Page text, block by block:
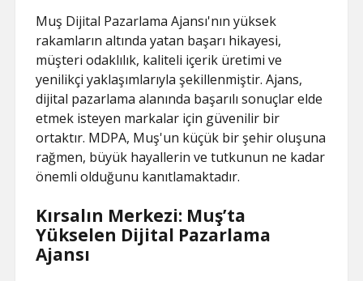
Muş Dijital Pazarlama Ajansı'nın yüksek
rakamların altında yatan başarı hikayesi,
müşteri odaklılık, kaliteli içerik üretimi ve
yenilikçi yaklaşımlarıyla şekillenmiştir. Ajans,
dijital pazarlama alanında başarılı sonuçlar elde
etmek isteyen markalar için güvenilir bir
ortaktır. MDPA, Muş'un küçük bir şehir oluşuna
rağmen, büyük hayallerin ve tutkunun ne kadar
önemli olduğunu kanıtlamaktadır.
Kırsalın Merkezi: Muş’ta
Yükselen Dijital Pazarlama
Ajansı